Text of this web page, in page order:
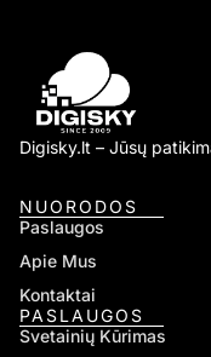
Digisky.lt – Jūsų
NUORODOS
Paslaugos
Apie Mus
Kontaktai
PASLAUGOS
Svetainių Kūrimas